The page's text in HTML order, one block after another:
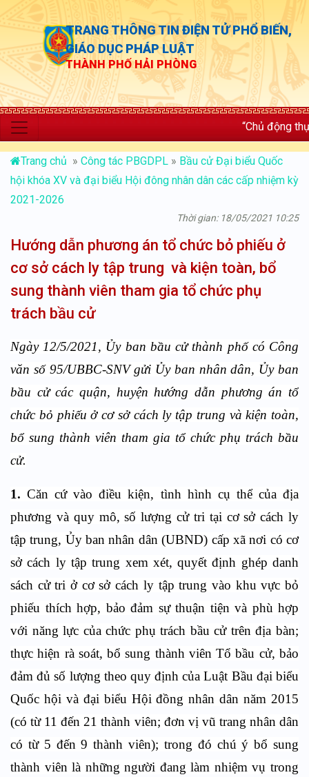
TRANG THÔNG TIN ĐIỆN TỬ PHỔ BIẾN,
GIÁO DỤC PHÁP LUẬT
THÀNH PHỐ HẢI PHÒNG
“Chủ động thực thi;
Trang chủ » Công tác PBGDPL » Bầu cử Đại biểu Quốc
hội khóa XV và đại biểu Hội đông nhân dân các cấp nhiệm kỳ
2021-2026
Thời gian: 18/05/2021 10:25
Hướng dẫn phương án tổ chức bỏ phiếu ở
cơ sở cách ly tập trung và kiện toàn, bổ
sung thành viên tham gia tổ chức phụ
trách bầu cử
Ngày 12/5/2021, Ủy ban bầu cử thành phố có Công
văn số 95/UBBC-SNV gửi Ủy ban nhân dân, Ủy ban
bầu cử các quận, huyện hướng dẫn phương án tổ
chức bỏ phiếu ở cơ sở cách ly tập trung và kiện toàn,
bổ sung thành viên tham gia tổ chức phụ trách bầu
cử.
1. Căn cứ vào điều kiện, tình hình cụ thể của địa
phương và quy mô, số lượng cử tri tại cơ sở cách ly
tập trung, Ủy ban nhân dân (UBND) cấp xã nơi có cơ
sở cách ly tập trung xem xét, quyết định ghép danh
sách cử tri ở cơ sở cách ly tập trung vào khu vực bỏ
phiếu thích hợp, bảo đảm sự thuận tiện và phù hợp
với năng lực của chức phụ trách bầu cử trên địa bàn;
thực hiện rà soát, bổ sung thành viên Tổ bầu cử, bảo
đảm đủ số lượng theo quy định của Luật Bầu đại biểu
Quốc hội và đại biểu Hội đồng nhân dân năm 2015
(có từ 11 đến 21 thành viên; đơn vị vũ trang nhân dân
có từ 5 đến 9 thành viên); trong đó chú ý bổ sung
thành viên là những người đang làm nhiệm vụ trong